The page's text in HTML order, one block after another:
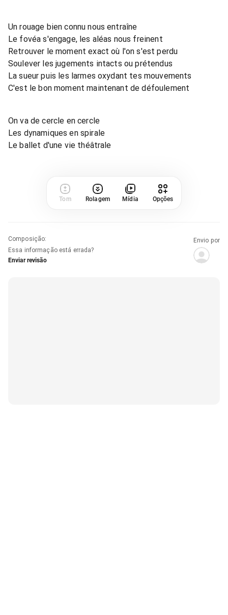
Un rouage bien connu nous entraîne
Le fovéa s'engage, les aléas nous freinent
Retrouver le moment exact où l'on s'est perdu
Soulever les jugements intacts ou prétendus
La sueur puis les larmes oxydant tes mouvements
C'est le bon moment maintenant de défoulement
On va de cercle en cercle
Les dynamiques en spirale
Le ballet d'une vie théâtrale
Tom Rolagem Mídia Opções
Composição:
Essa informação está errada?
Enviar revisão
Envio por